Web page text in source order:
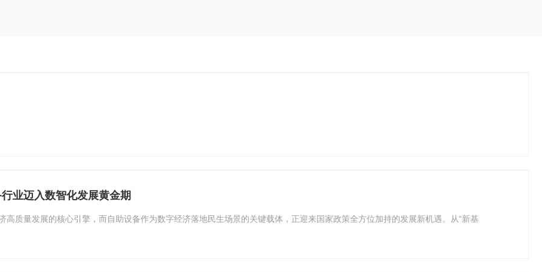
业迈入数智化发展黄金期
高质量发展的核心引擎，而自助设备作为数字经济落地民生场景的关键载体，正迎来国家政策全方位加持的发展新机遇。从“新基